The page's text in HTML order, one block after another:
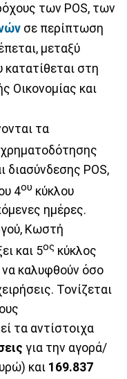
των POS, των
σε περίπτωση
μεταξύ
στη
Οικονομίας και
τα
διασύνδεσης POS,
4ου κύκλου
ημέρες.
Κωστή
και 5ος κύκλος
καλυφθούν όσο
Τονίζεται
τα αντίστοιχα
για την αγορά/
και 169.837